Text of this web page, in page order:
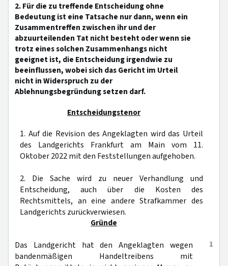
2. Für die zu treffende Entscheidung ohne
Bedeutung ist eine Tatsache nur dann, wenn ein
Zusammentreffen zwischen ihr und der
abzuurteilenden Tat nicht besteht oder wenn sie
trotz eines solchen Zusammenhangs nicht
geeignet ist, die Entscheidung irgendwie zu
beeinflussen, wobei sich das Gericht im Urteil
nicht in Widerspruch zu der
Ablehnungsbegründung setzen darf.
Entscheidungstenor
1. Auf die Revision des Angeklagten wird das Urteil
des Landgerichts Frankfurt am Main vom 11.
Oktober 2022 mit den Feststellungen aufgehoben.
2. Die Sache wird zu neuer Verhandlung und
Entscheidung, auch über die Kosten des
Rechtsmittels, an eine andere Strafkammer des
Landgerichts zurückverwiesen.
Gründe
1
Das Landgericht hat den Angeklagten wegen
bandenmäßigen Handeltreibens mit